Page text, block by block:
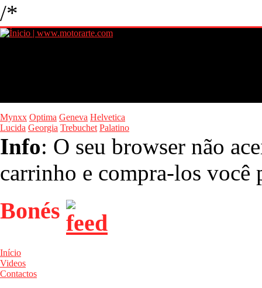
/*
Mynxx Optima Geneva Helvetica
Lucida Georgia Trebuchet Palatino
Info: O seu browser não
carrinho e compra-los você
Bonés
Início
Videos
Contactos